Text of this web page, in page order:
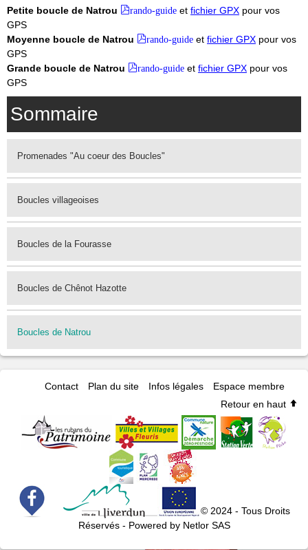
Petite boucle de Natrou rando-guide et fichier GPX pour vos
GPS
Moyenne boucle de Natrou
rando-guide et fichier GPX pour vos
GPS
Grande boucle de Natrou
rando-guide et fichier GPX pour vos
GPS
Sommaire
Promenades "Au coeur des Boucles"
Boucles villageoises
Boucles de la Fourasse
Boucles de Chênot Hazotte
Boucles de Natrou
Contact Plan du site Infos légales
Espace membre
Retour en haut
© 2024 - Tous Droits
Réservés - Powered by Netlor SAS